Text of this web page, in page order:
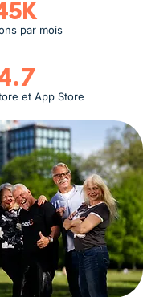
par mois
et App Store